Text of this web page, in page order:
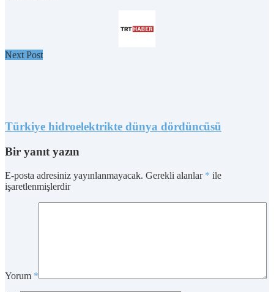
Next Post
Türkiye hidroelektrikte dünya dördüncüsü
Bir yanıt yazın
E-posta adresiniz yayınlanmayacak. Gerekli alanlar * ile
işaretlenmişlerdir
Yorum *